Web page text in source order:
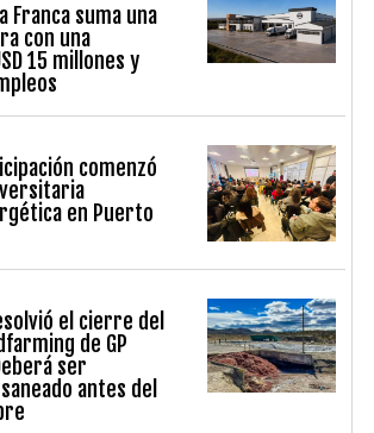
Franca suma una
con una
15 millones y
comenzó
en Puerto
el cierre del
de GP
ser
antes del